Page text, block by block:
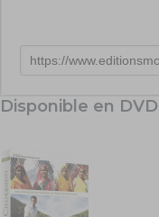
Disponible en DVD